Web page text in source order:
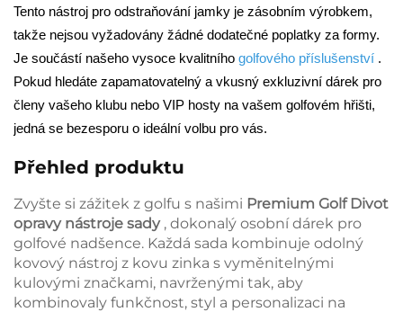
Tento nástroj pro odstraňování jamky je zásobním výrobkem,
takže nejsou vyžadovány žádné dodatečné poplatky za formy.
Je součástí našeho vysoce kvalitního golfového příslušenství .
Pokud hledáte zapamatovatelný a vkusný exkluzivní dárek pro
členy vašeho klubu nebo VIP hosty na vašem golfovém hřišti,
jedná se bezesporu o ideální volbu pro vás.
Přehled produktu
Zvyšte si zážitek z golfu s našimi Premium Golf Divot
opravy nástroje sady , dokonalý osobní dárek pro
golfové nadšence. Každá sada kombinuje odolný
kovový nástroj z kovu zinka s vyměnitelnými
kulovými značkami, navrženými tak, aby
kombinovaly funkčnost, styl a personalizaci na